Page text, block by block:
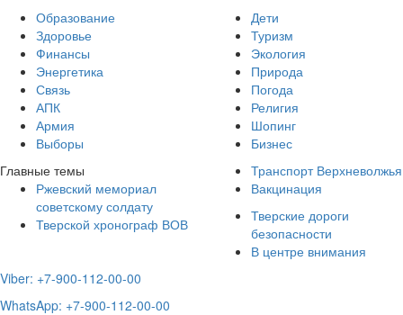
Образование
Здоровье
Финансы
Энергетика
Связь
АПК
Армия
Выборы
Дети
Туризм
Экология
Природа
Погода
Религия
Шопинг
Бизнес
Главные темы
Ржевский мемориал
советскому солдату
Тверской хронограф ВОВ
Транспорт Верхневолжья
Вакцинация
Тверские дороги
безопасности
В центре внимания
Viber: +7-900-112-00-00
WhatsApp: +7-900-112-00-00